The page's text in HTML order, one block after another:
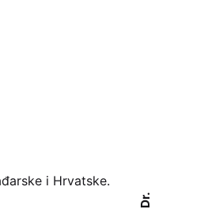
Dr.
i Hrvatske.